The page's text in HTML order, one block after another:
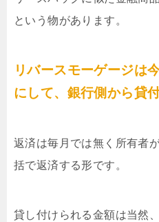
という物があります。
リバースモーゲージは
にして、銀行側から貸
返済は毎月では無く所有者
括で返済する形です。
貸し付けられる金額は当然